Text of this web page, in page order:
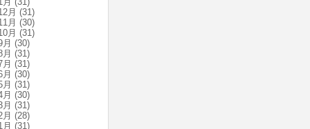
月 (31)
月 (30)
月 (31)
(30)
(31)
(31)
(30)
(31)
(30)
(31)
(28)
(31)